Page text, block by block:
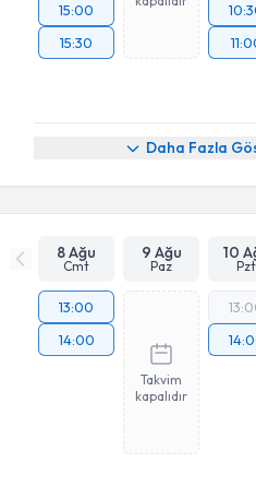
15:00
15:30
Daha Fazla
8 Ağu
Cmt
9 Ağu
Paz
10
Pzt
13:00
14:00
Takvim
kapalıdır